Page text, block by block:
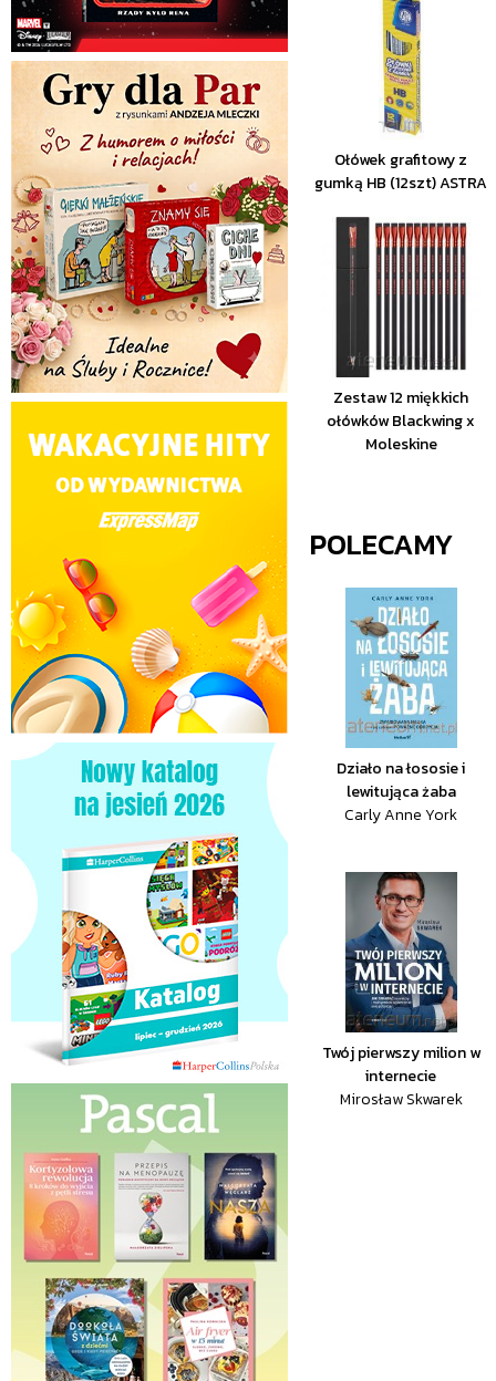
Ołówek grafitowy z
gumką HB (12szt) ASTRA
Zestaw 12 miękkich
ołówków Blackwing x
Moleskine
POLECAMY
Działo na łososie i
lewitująca żaba
Carly Anne York
Twój pierwszy milion w
internecie
Mirosław Skwarek